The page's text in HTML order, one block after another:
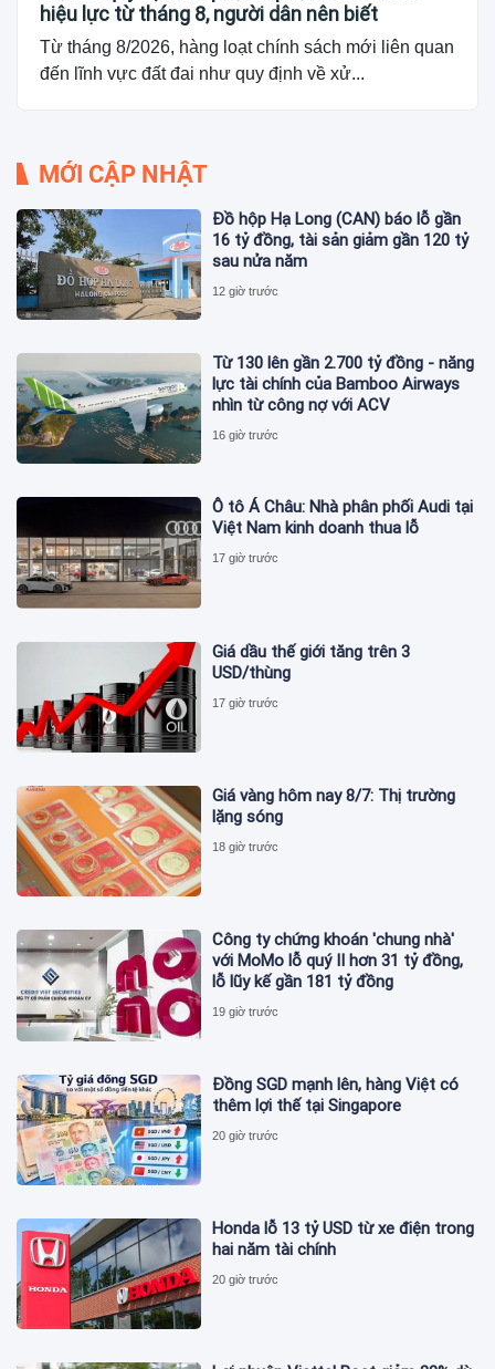
hiệu lực từ tháng 8, người dân nên biết
Từ tháng 8/2026, hàng loạt chính sách mới liên quan
đến lĩnh vực đất đai như quy định về xử...
MỚI CẬP NHẬT
Đồ hộp Hạ Long (CAN) báo lỗ gần
16 tỷ đồng, tài sản giảm gần 120 tỷ
sau nửa năm
12 giờ trước
Từ 130 lên gần 2.700 tỷ đồng - năng
lực tài chính của Bamboo Airways
nhìn từ công nợ với ACV
16 giờ trước
Ô tô Á Châu: Nhà phân phối Audi tại
Việt Nam kinh doanh thua lỗ
17 giờ trước
Giá dầu thế giới tăng trên 3
USD/thùng
17 giờ trước
Giá vàng hôm nay 8/7: Thị trường
lặng sóng
18 giờ trước
Công ty chứng khoán 'chung nhà'
với MoMo lỗ quý II hơn 31 tỷ đồng,
lỗ lũy kế gần 181 tỷ đồng
19 giờ trước
Đồng SGD mạnh lên, hàng Việt có
thêm lợi thế tại Singapore
20 giờ trước
Honda lỗ 13 tỷ USD từ xe điện trong
hai năm tài chính
20 giờ trước